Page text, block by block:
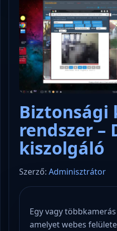
Biztonsági
rendszer –
kiszolgáló
Szerző: Adminisztrátor
Egy vagy
amelyet webes